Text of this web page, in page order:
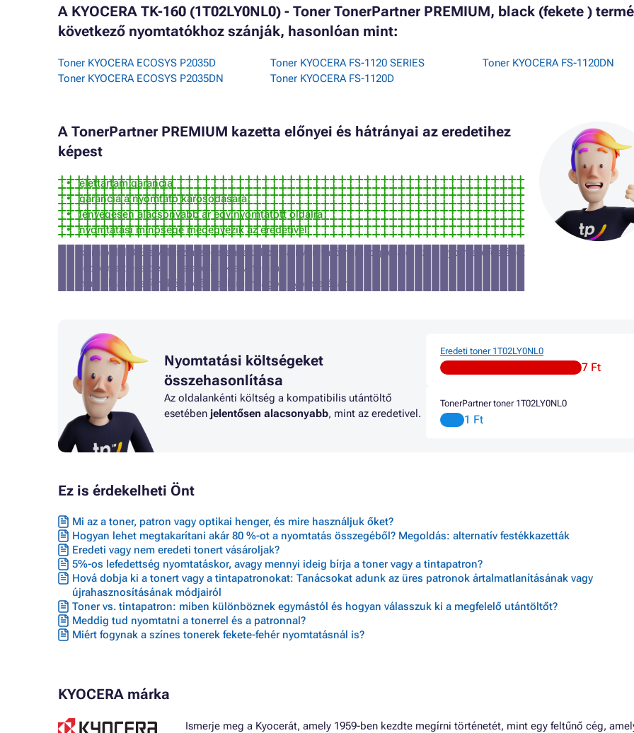
A KYOCERA TK-160 (1T02LY0NL0) - Toner TonerPartner PREMIUM, black (fekete )
következő nyomtatókhoz szánják, hasonlóan mint:
Toner KYOCERA ECOSYS P2035D
Toner KYOCERA ECOSYS P2035DN
Toner KYOCERA FS-1120 SERIES
Toner KYOCERA FS-1120D
Toner KYOCERA FS-1120DN
A TonerPartner PREMIUM kazetta előnyei és hátrányai az eredetihez
képest
élettartam garancia
garancia a nyomtató károsodására
lényegesen alacsonyabb ár egy nyomtatott oldalra
nyomtatási minősége megegyezik az eredetivel
körülbelül 3% a valószínűsége annak, hogy a nyomtató nem fogadja el ezt a nyomtatófestéket
(ebben az esetben visszatérítjük a vételárat)
nem alkalmas fényképek és reklámanyagok nyomtatására
Nyomtatási költségeket
összehasonlítása
Az oldalankénti költség a kompatibilis utántöltő
esetében jelentősen alacsonyabb, mint az eredetivel.
Eredeti toner 1T02LY0NL0
7 Ft
TonerPartner toner 1T02LY0NL0
1 Ft
Ez is érdekelheti Önt
Mi az a toner, patron vagy optikai henger, és mire használjuk őket?
Hogyan lehet megtakarítani akár 80 %-ot a nyomtatás összegéből? Megoldás: alternatív festékkazetták
Eredeti vagy nem eredeti tonert vásároljak?
5%-os lefedettség nyomtatáskor, avagy mennyi ideig bírja a toner vagy a tintapatron?
Hová dobja ki a tonert vagy a tintapatronokat: Tanácsokat adunk az üres patronok ártalmatlanításának vagy
újrahasznosításának módjairól
Toner vs. tintapatron: miben különböznek egymástól és hogyan válasszuk ki a megfelelő utántöltőt?
Meddig tud nyomtatni a tonerrel és a patronnal?
Miért fogynak a színes tonerek fekete-fehér nyomtatásnál is?
KYOCERA márka
Ismerje meg a Kyocerát, amely 1959-ben kezdte megírni történetét, mint egy feltűnő cég,